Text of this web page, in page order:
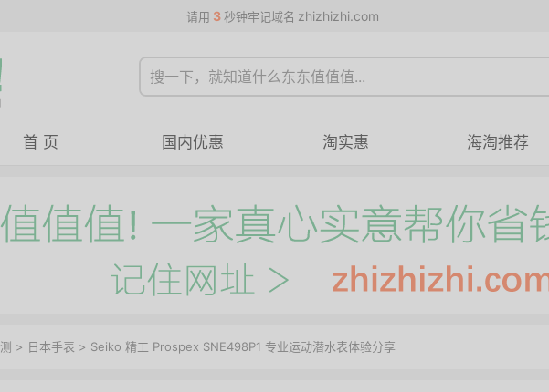
请用 3 秒钟牢记域名 zhizhizhi.com
首 页 国内优惠 淘实惠 海淘推荐
> 日本手表 > Seiko 精工 Prospex SNE498P1 专业运动潜水表体验分享